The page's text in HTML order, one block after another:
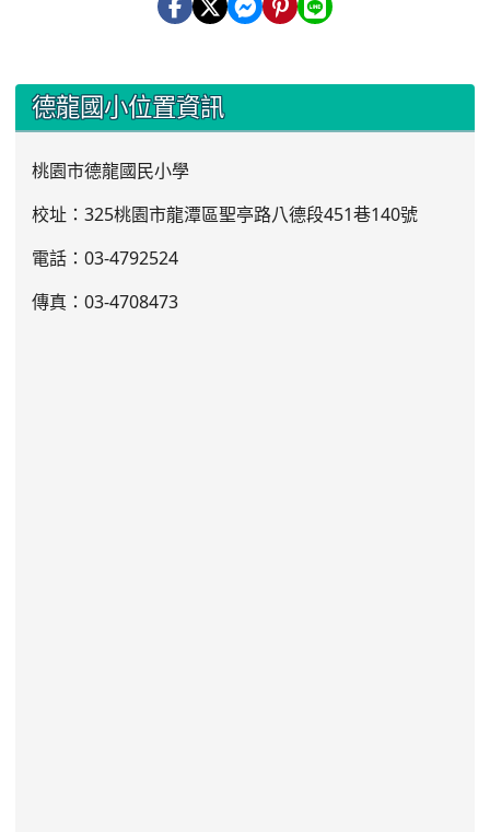
::: 德龍國小位置資訊
桃園市德龍國民小學
校址：325桃園市龍潭區聖亭路八德段451巷140號
電話：03-4792524
傳真：03-4708473